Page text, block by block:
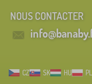
NOUS CONTACTER
CZ SK HU PL